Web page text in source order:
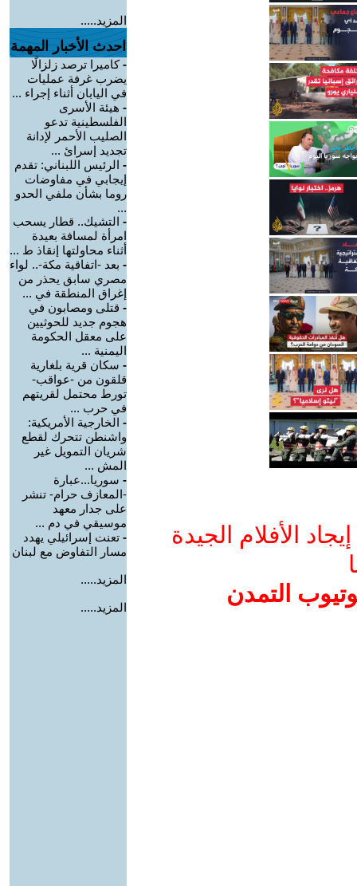
الأفلام الجيدة
التمدن
المزيد.....
احدث الأخبار المهمة
-كاميرا ترصد زلزالًا
يضرب غرفة عمليات
في اليابان أثناء إجراء ...
- هيئة الأسرى
الفلسطينية تدعو
الصليب الأحمر لإدانة
تجديد إسرائ ...
- الرئيس اللبناني: تقدم
إيجابي في مفاوضات
روما بشأن ملفي الحدو
...
- التشيك.. قطار يسحب
امرأة لمسافة بعيدة
أثناء محاولتها إنقاذ ط ...
- بعد -اتفاقية مكة-.. لواء
مصري سابق يحذر من
إغراق المنطقة في ...
- قتلى ومصابون في
هجوم جديد للحوثيين
على معقل الحكومة
اليمنية ...
- سكان قرية بلغارية
قلقون من -عواقب-
تورط محتمل لقريتهم
في حرب ...
- الخارجية الأمريكية:
واشنطن تتحرك لقطع
شريان التمويل غير
المش ...
- سوريا...عبارة
-المعازف حرام- تنشر
على جدار معهد
موسيقي في دم ...
- تعنت إسرائيلي يهدد
مسار التفاوض مع لبنان
المزيد.....
المزيد.....